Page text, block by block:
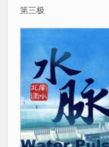
第三极